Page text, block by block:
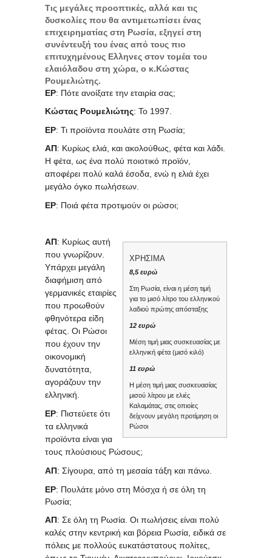
Τις μεγάλες προοπτικές, αλλά και τις
δυσκολίες που θα αντιμετωπίσει ένας
επιχειρηματίας στη Ρωσία, εξηγεί στη
συνέντευξή του ένας από τους πιο
επιτυχημένους Ελληνες στον τομέα του
ελαιόλαδου στη χώρα, ο κ.Κώστας
Ρουμελιώτης.
ΕΡ: Πότε ανοίξατε την εταιρία σας;
Κώστας Ρουμελιώτης: Το 1997.
ΕΡ: Τι προϊόντα πουλάτε στη Ρωσία;
ΑΠ: Κυρίως ελιά, και ακολούθως, φέτα και λάδι.
Η φέτα, ως ένα πολύ ποιοτικό προϊόν,
αποφέρει πολύ καλά έσοδα, ενώ η ελιά έχει
μεγάλο όγκο πωλήσεων.
ΕΡ: Ποιά φέτα προτιμούν οι ρώσοι;
ΧΡΗΣΙΜΑ
8,5 ευρώ
Στη Ρωσία, είναι η μέση τιμή
για το μισό λίτρο του ελληνικού
λαδιού πρώτης απόσταξης
12 ευρώ
Μέση τιμή μιας συσκευασίας με
ελληνική φέτα (μισό κιλό)
11 ευρώ
Η μέση τιμή μιας συσκευασίας
μισού λίτρου με ελιές
Καλαμάτας, στις οπιοίες
δείχνουν μεγάλη προτίμηση οι
Ρώσοι
ΑΠ: Κυρίως αυτή
που γνωρίζουν.
Υπάρχει μεγάλη
διαφήμιση από
γερμανικές εταιρίες
που προωθούν
φθηνότερα είδη
φέτας. Οι Ρώσοι
που έχουν την
οικονομική
δυνατότητα,
αγοράζουν την
ελληνική.
ΕΡ: Πιστεύετε ότι
τα ελληνικά
προϊόντα είναι για
τους πλούσιους Ρώσους;
ΑΠ: Σίγουρα, από τη μεσαία τάξη και πάνω.
ΕΡ: Πουλάτε μόνο στη Μόσχα ή σε όλη τη
Ρωσία;
ΑΠ: Σε όλη τη Ρωσία. Οι πωλήσεις είναι πολύ
καλές στην κεντρική και βόρεια Ρωσία, ειδικά σε
πόλεις με πολλούς ευκατάστατους πολίτες,